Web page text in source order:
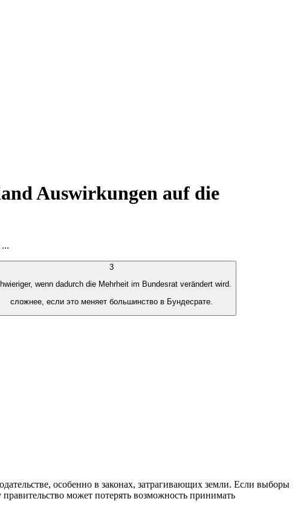
Auswirkungen auf die
3
wenn dadurch die Mehrheit im Bundesrat verändert wird.
сложнее, если это меняет большинство в Бундесрате.
особенно в законах, затрагивающих земли. Если выборы
может потерять возможность принимать